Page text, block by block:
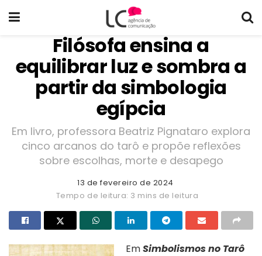
Filósofa ensina a
equilibrar luz e sombra a
partir da simbologia
egípcia
Em livro, professora Beatriz Pignataro explora
cinco arcanos do tarô e propõe reflexões
sobre escolhas, morte e desapego
13 de fevereiro de 2024
Tempo de leitura: 3 mins de leitura
EmSimbolismos no Tarô